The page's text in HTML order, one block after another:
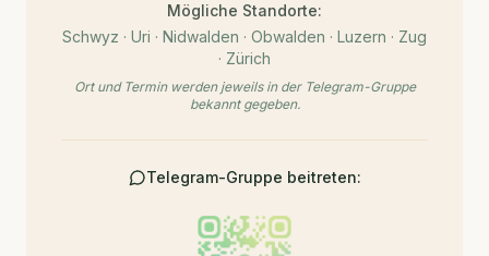
Mögliche Standorte:
Schwyz · Uri · Nidwalden · Obwalden · Luzern · Zug
· Zürich
Ort und Termin werden jeweils in der Telegram-Gruppe
bekannt gegeben.
Telegram-Gruppe beitreten: